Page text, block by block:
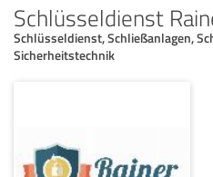
Schlüsseldienst
Schlüsseldienst, Schließanlagen,
Sicherheitstechnik